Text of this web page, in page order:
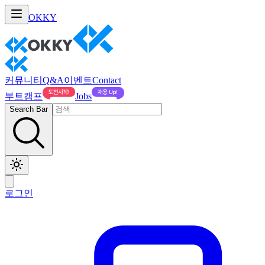
OKKY
커뮤니티 Q&A이벤트Contact
부트캠프
Jobs
Search Bar
로그인